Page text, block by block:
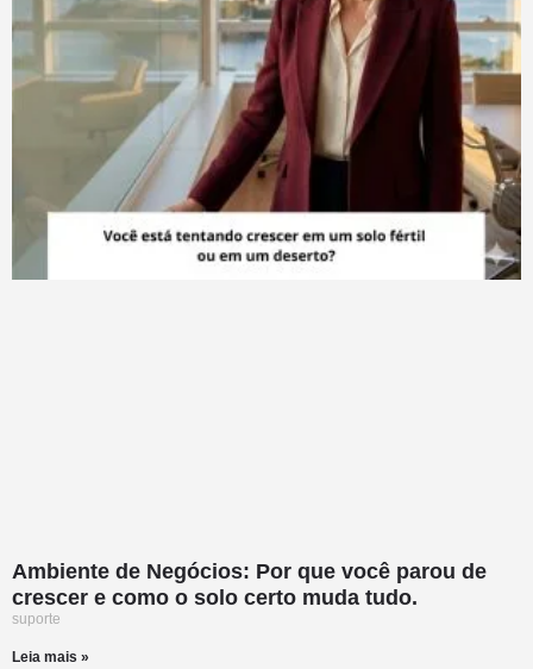
Ambiente de Negócios: Por que você parou de
crescer e como o solo certo muda tudo.
suporte
Leia mais »